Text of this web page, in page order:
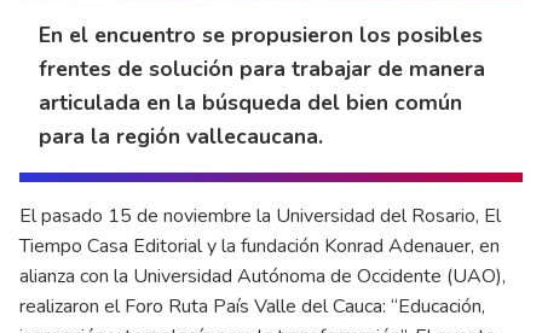
En el encuentro se propusieron los posibles
frentes de solución para trabajar de manera
articulada en la búsqueda del bien común
para la región vallecaucana.
El pasado 15 de noviembre la Universidad del Rosario, El
Tiempo Casa Editorial y la fundación Konrad Adenauer, en
alianza con la Universidad Autónoma de Occidente (UAO),
realizaron el Foro Ruta País Valle del Cauca: “Educación,